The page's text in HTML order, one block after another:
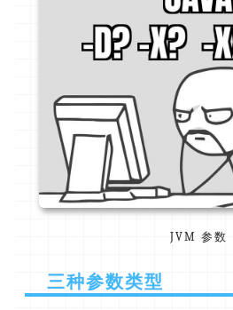
JVM 参数
三种参数类型